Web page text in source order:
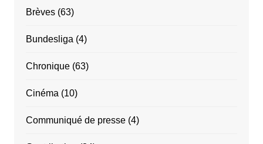
Brèves(63)
Bundesliga(4)
Chronique(63)
Cinéma(10)
Communiqué de presse(4)